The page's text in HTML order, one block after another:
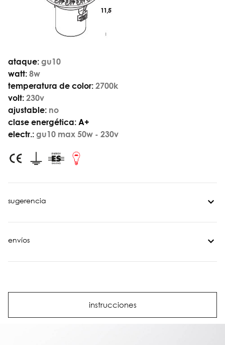
ataque: gu10
watt: 8w
temperatura de color: 2700k
volt: 230v
ajustable: no
clase energética: A+
electr.: gu10 max 50w - 230v
sugerencia
envíos
instrucciones